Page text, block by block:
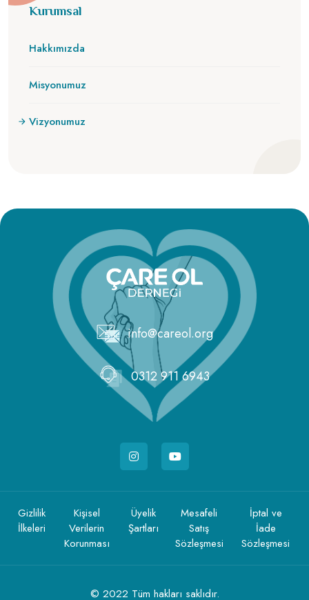
Kurumsal
Hakkımızda
Misyonumuz
Vizyonumuz
info@careol.org
0312 911 6943
Gizlilik
İlkeleri
Kişisel
Verilerin
Korunması
Üyelik
Şartları
Mesafeli
Satış
Sözleşmesi
İptal ve
İade
Sözleşmesi
© 2022 Tüm hakları saklıdır.